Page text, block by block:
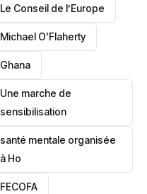
‎Le Conseil de l’Europe
Michael O'Flaherty
‎Ghana
Une marche de
sensibilisation
santé mentale organisée
à Ho
‎FECOFA